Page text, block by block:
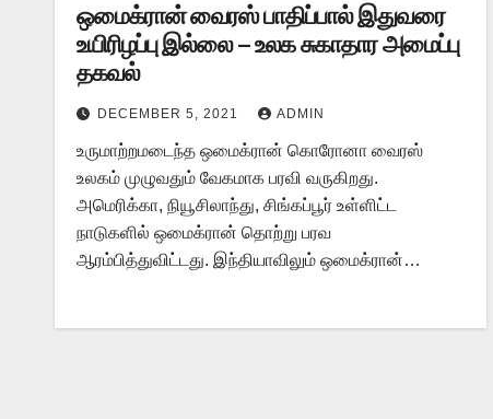
ஒமைக்ரான் வைரஸ் பாதிப்பால் இதுவரை
உயிரிழப்பு இல்லை – உலக சுகாதார அமைப்பு
தகவல்
DECEMBER 5, 2021 ADMIN
உருமாற்றமடைந்த ஒமைக்ரான் கொரோனா வைரஸ்
உலகம் முழுவதும் வேகமாக பரவி வருகிறது.
அமெரிக்கா, நியூசிலாந்து, சிங்கப்பூர் உள்ளிட்ட
நாடுகளில் ஒமைக்ரான் தொற்று பரவ
ஆரம்பித்துவிட்டது. இந்தியாவிலும் ஒமைக்ரான்…